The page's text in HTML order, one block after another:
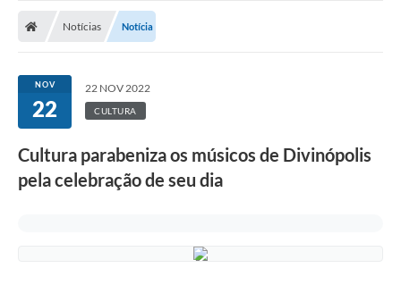
Notícias Notícia
NOV
22
22 NOV 2022
CULTURA
Cultura parabeniza os músicos de Divinópolis
pela celebração de seu dia